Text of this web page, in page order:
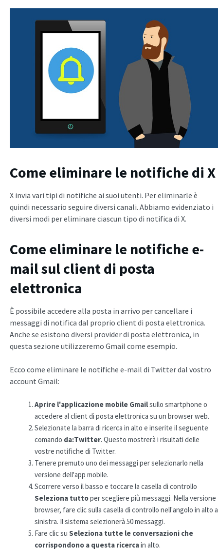
Come eliminare le notifiche di X
X invia vari tipi di notifiche ai suoi utenti. Per eliminarle è
quindi necessario seguire diversi canali. Abbiamo evidenziato i
diversi modi per eliminare ciascun tipo di notifica di X.
Come eliminare le notifiche e-
mail sul client di posta
elettronica
È possibile accedere alla posta in arrivo per cancellare i
messaggi di notifica dal proprio client di posta elettronica.
Anche se esistono diversi provider di posta elettronica, in
questa sezione utilizzeremo Gmail come esempio.
Ecco come eliminare le notifiche e-mail di Twitter dal vostro
account Gmail:
Aprire l'applicazione mobile Gmailsullo smartphone o
accedere al client di posta elettronica su un browser web.
Selezionate la barra di ricerca in alto e inserite il seguente
comando da:Twitter. Questo mostrerà i risultati delle
vostre notifiche di Twitter.
Tenere premuto uno dei messaggi per selezionarlo nella
versione dell'app mobile.
Scorrere verso il basso e toccare la casella di controllo
Seleziona tuttoper scegliere più messaggi. Nella versione
browser, fare clic sulla casella di controllo nell'angolo in alto a
sinistra. Il sistema selezionerà 50 messaggi.
Fare clic su Seleziona tutte le conversazioni che
corrispondono a questa ricercain alto.